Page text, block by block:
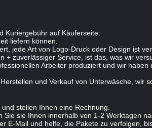
Kuriergebühr auf Käuferseite.
liefern können.
jede Art von Logo-Druck oder Design ist
+ zuverlässiger Service, ist das, was wir
Arbeiter produziert und wir
und Verkauf von Unterwäsche, wir
stellen Ihnen eine Rechnung.
sie Ihnen innerhalb von 1-2 Werktagen
E-Mail und helfe, die Pakete zu verfolgen,